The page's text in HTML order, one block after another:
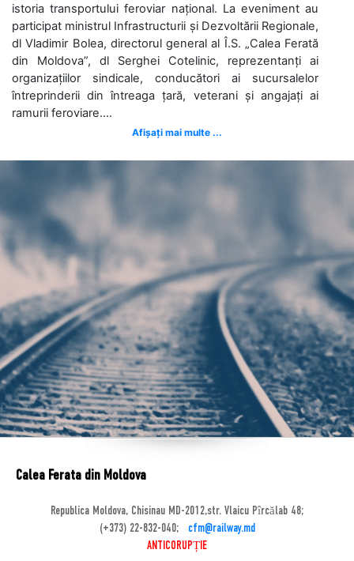
istoria transportului feroviar național. La eveniment au
participat ministrul Infrastructurii și Dezvoltării Regionale,
dl Vladimir Bolea, directorul general al Î.S. „Calea Ferată
din Moldova”, dl Serghei Cotelinic, reprezentanți ai
organizațiilor sindicale, conducători ai sucursalelor
întreprinderii din întreaga țară, veterani și angajați ai
ramurii feroviare....
Afișați mai multe ...
Calea Ferata din Moldova
Republica Moldova, Chisinau MD-2012,str. Vlaicu Pîrcălab 48;
(+373) 22-832-040;
cfm@railway.md
ANTICORUPȚIE